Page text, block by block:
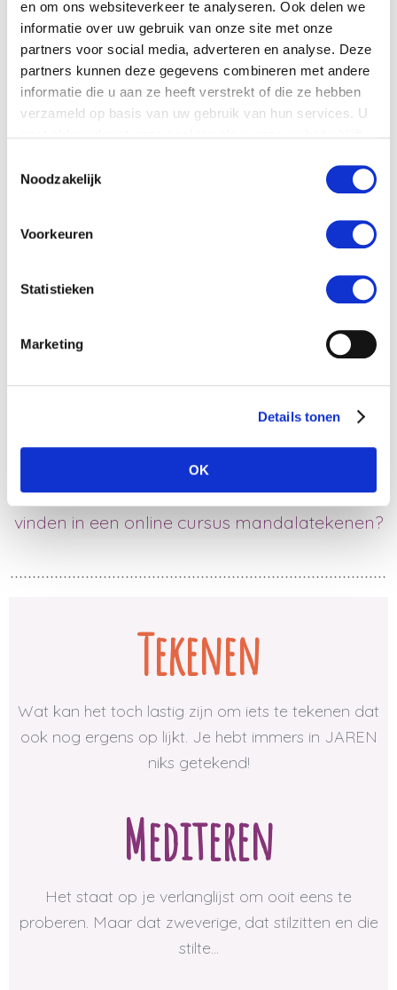
en om ons websiteverkeer te analyseren. Ook delen we
informatie over uw gebruik van onze site met onze
partners voor social media, adverteren en analyse. Deze
partners kunnen deze gegevens combineren met andere
informatie die u aan ze heeft verstrekt of die ze hebben
verzameld op basis van uw gebruik van hun services. U
Noodzakelijk
Voorkeuren
Statistieken
Marketing
Details tonen
OK
direct:
Je komt je dagen een stuk lekkerder door als
je een manier hebt om te ontspannen.
Bijvoorbeeld door te tekenen, te mediteren of
fleuren.
Wat als ik je zeg dat je die 3 in 1 hier kunt
vinden in een online cursus mandalatekenen?
Tekenen
Wat kan het toch lastig zijn om iets te tekenen dat
ook nog ergens op lijkt. Je hebt immers in JAREN
niks getekend!
Mediteren
Het staat op je verlanglijst om ooit eens te
proberen. Maar dat zweverige, dat stilzitten en die
stilte...